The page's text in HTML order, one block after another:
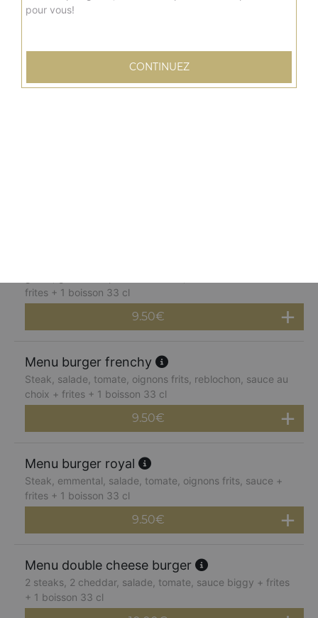
8.50€
frites + 1 boisson 33 cl
9.50€
Menu burger frenchy
Steak, salade, tomate, oignons frits, reblochon, sauce au
choix + frites + 1 boisson 33 cl
9.50€
Menu burger royal
Steak, emmental, salade, tomate, oignons frits, sauce +
frites + 1 boisson 33 cl
9.50€
Menu double cheese burger
2 steaks, 2 cheddar, salade, tomate, sauce biggy + frites
+ 1 boisson 33 cl
pour vous!
CONTINUEZ